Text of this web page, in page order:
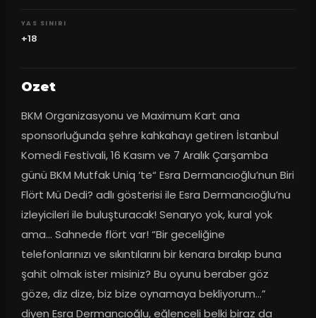
YAS SINIRI
+18
Ozet
BKM Organizasyonu ve Maximum Kart ana
sponsorluğunda şehre kahkahayı getiren İstanbul
Komedi Festivali, 16 Kasım ve 7 Aralık Çarşamba
günü BKM Mutfak Uniq ‘te“ Esra Dermancıoğlu’nun Biri
Flört Mü Dedi? adlı gösterisi ile Esra Dermancıoğlu’nu
izleyicileri ile buluşturacak! Senaryo yok, kural yok
ama… Sahnede flört var! “Bir geceliğine
telefonlarınızı ve sıkıntılarını bir kenara bırakıp buna
şahit olmak ister misiniz? Bu oyunu beraber göz
göze, diz dize, biz bize oynamaya bekliyorum…”
diyen Esra Dermancıoğlu, eğlenceli belki biraz da